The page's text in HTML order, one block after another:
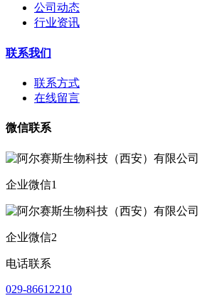
公司动态
行业资讯
联系我们
联系方式
在线留言
微信联系
企业微信1
企业微信2
电话联系
029-86612210